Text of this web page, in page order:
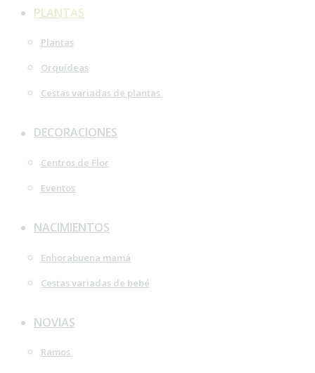
PLANTAS
Plantas
Orquídeas
Cestas variadas de plantas
DECORACIONES
Centros de Flor
Eventos
NACIMIENTOS
Enhorabuena mamá
Cestas variadas de bebé
NOVIAS
Ramos